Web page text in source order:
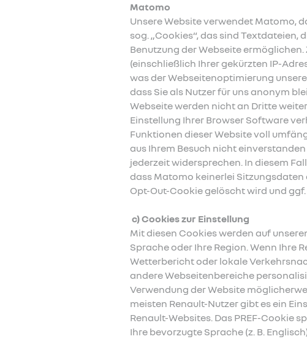
Matomo
Unsere Website verwendet Matomo,
sog. „Cookies“, das sind
Benutzung der Webseite
(einschließlich Ihrer gekürzten IP-
was der Webseitenoptimierung
dass Sie als Nutzer für uns anonym
Webseite werden nicht an Dritte
Einstellung Ihrer Browser Software
Funktionen dieser Website voll
aus Ihrem Besuch nicht
jederzeit widersprechen. In diesem
dass Matomo keinerlei Sitzungsdaten
Opt-Out-Cookie gelöscht wird und
c) Cookies zur Einstellung
Mit diesen Cookies werden auf
Sprache oder Ihre Region. Wenn Ihre
Wetterbericht oder lokale
andere Webseitenbereiche
Verwendung der Website
meisten Renault-Nutzer gibt es ein
Renault-Websites. Das PREF-Cookie
Ihre bevorzugte Sprache (z. B.